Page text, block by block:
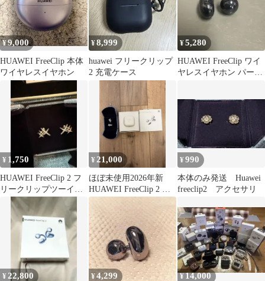
¥9,000
HUAWEI FreeClip 本体
ワイヤレスイヤホン
¥8,999
huawei フリークリップ
2 充電ケース
¥5,280
HUAWEI FreeClip ワイ
ヤレスイヤホン パープ
¥ 1,750
HUAWEI FreeClip 2 フ
リークリップツーイヤ
ホンアクセサリー
¥ 21,000
ほぼ未使用2026年新
HUAWEI FreeClip 2 イ
ヤーカフ型イヤホン
¥990
本体のみ発送 Huawei
freeclip2 アクセサリ
¥ 22,800 ¥4,299 ¥14,000